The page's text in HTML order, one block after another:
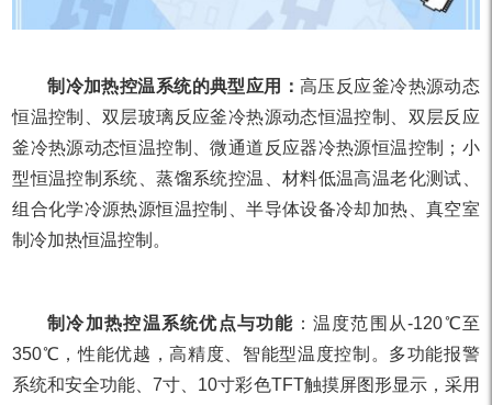
制冷加热控温系统的典型应用：高压反应釜冷热源动态
恒温控制、双层玻璃反应釜冷热源动态恒温控制、双层反应
釜冷热源动态恒温控制、微通道反应器冷热源恒温控制；小
型恒温控制系统、蒸馏系统控温、材料低温高温老化测试、
组合化学冷源热源恒温控制、半导体设备冷却加热、真空室
制冷加热恒温控制。
制冷加热控温系统优点与功能 ：温度范围从-120℃至
350℃，性能优越，高精度、智能型温度控制。多功能报警
系统和安全功能、7寸、10寸彩色TFT触摸屏图形显示，采用